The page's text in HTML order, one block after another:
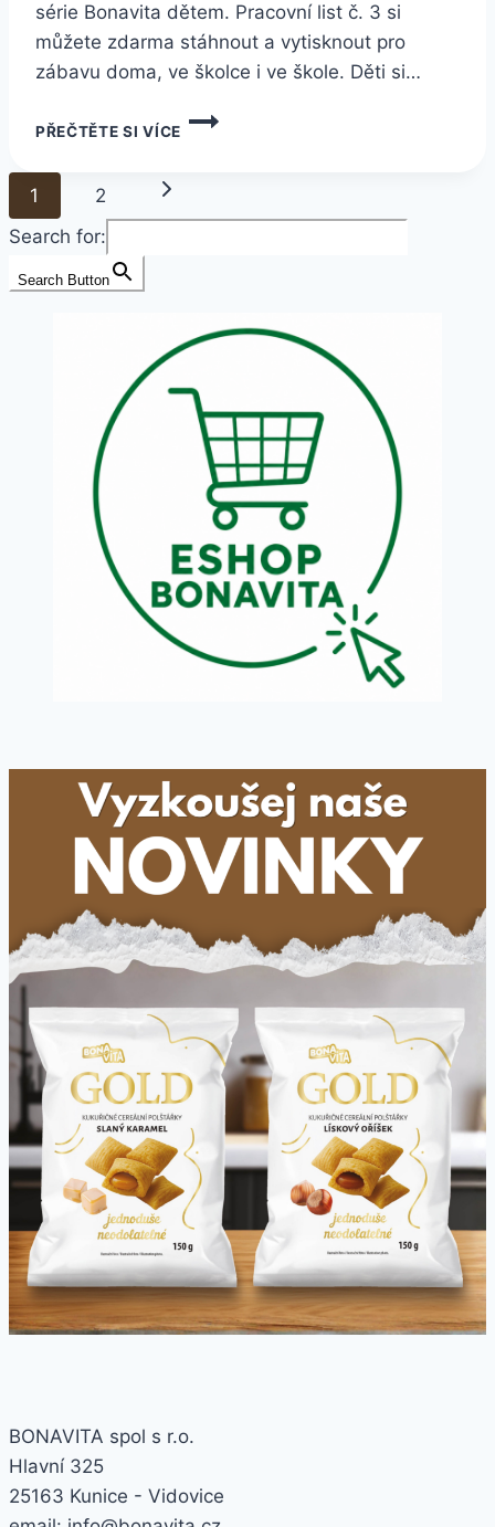
série Bonavita dětem. Pracovní list č. 3 si
můžete zdarma stáhnout a vytisknout pro
zábavu doma, ve školce i ve škole. Děti si…
PŘEČTĚTE SI VÍCE
PRACOVNÍ
LIST
Navigace
na
1 2
Další
Search for:
Search Button
BONAVITA spol s r.o.
Hlavní 325
25163 Kunice - Vidovice